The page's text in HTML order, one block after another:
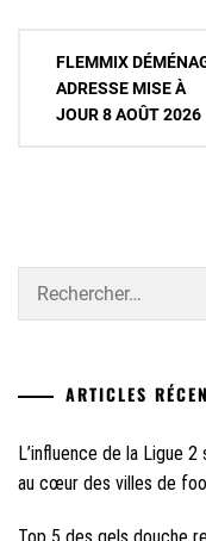
Navigation
l’article
FLEMMIX
ADRESSE MISE À
JOUR 8 AOÛT 2026
ARTICLES
L’influence de la Ligue
au cœur des villes de